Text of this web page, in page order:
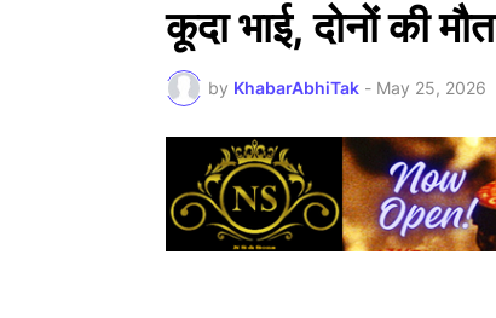
कूदा भाई, दोनों की मौत
by KhabarAbhiTak - May 25, 2026